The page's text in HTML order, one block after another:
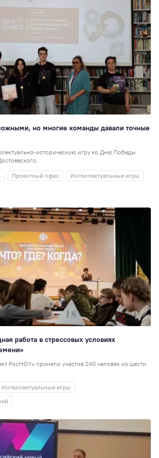
но многие команды давали точные
историческую игру ко Дню Победы
Проектный офис
Интеллектуальные игры
работа в стрессовых условиях
РосНОУ» приняли участие 240 человек из шести
Интеллектуальные игры